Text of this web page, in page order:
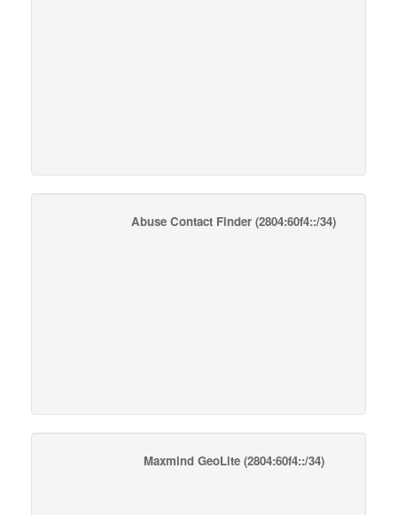
Abuse Contact Finder (2804:60f4::/34)
Maxmind GeoLite(2804:60f4::/34)